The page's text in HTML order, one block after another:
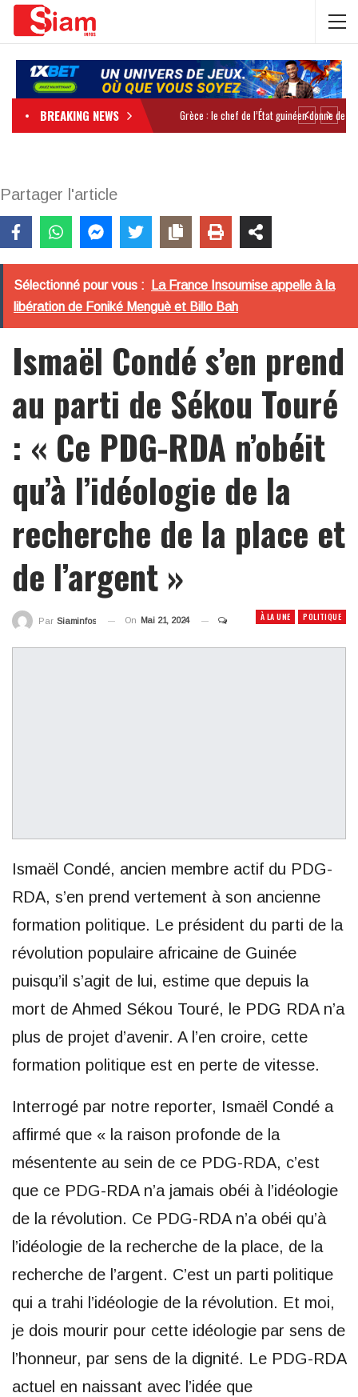
BREAKING NEWS
Partager l'article
Sélectionné pour vous :
La France Insoumise appelle à la
libération de Foniké Menguè et Billo Bah
Ismaël Condé s’en prend
au parti de Sékou Touré
: « Ce PDG-RDA n’obéit
qu’à l’idéologie de la
recherche de la place et
de l’argent »
À LA UNE POLITIQUE
Par Siaminfos On Mai 21, 2024
Ismaël Condé, ancien membre actif du PDG-
RDA, s’en prend vertement à son ancienne
formation politique. Le président du parti de la
révolution populaire africaine de Guinée
puisqu’il s’agit de lui, estime que depuis la
mort de Ahmed Sékou Touré, le PDG RDA n’a
plus de projet d’avenir. A l’en croire, cette
formation politique est en perte de vitesse.
Interrogé par notre reporter, Ismaël Condé a
affirmé que « la raison profonde de la
mésentente au sein de ce PDG-RDA, c’est
que ce PDG-RDA n’a jamais obéi à l’idéologie
de la révolution. Ce PDG-RDA n’a obéi qu’à
l’idéologie de la recherche de la place, de la
recherche de l’argent. C’est un parti politique
qui a trahi l’idéologie de la révolution. Et moi,
je dois mourir pour cette idéologie par sens de
l’honneur, par sens de la dignité. Le PDG-RDA
actuel en naissant avec l’idée que